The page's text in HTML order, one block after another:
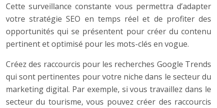
Cette surveillance constante vous permettra d’adapter
votre stratégie SEO en temps réel et de profiter des
opportunités qui se présentent pour créer du contenu
pertinent et optimisé pour les mots-clés en vogue.
Créez des raccourcis pour les recherches Google Trends
qui sont pertinentes pour votre niche dans le secteur du
marketing digital. Par exemple, si vous travaillez dans le
secteur du tourisme, vous pouvez créer des raccourcis